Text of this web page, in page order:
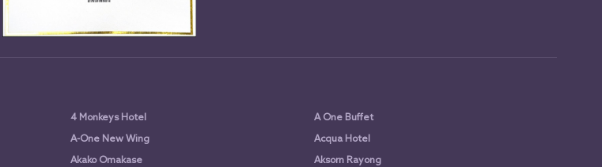
4 Monkeys Hotel
A One Buffet
A-One New Wing
Acqua Hotel
Akako Omakase
Aksorn Rayong